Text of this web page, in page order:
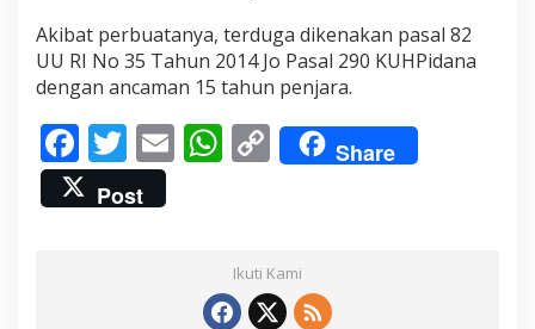
Akibat perbuatanya, terduga dikenakan pasal 82
UU RI No 35 Tahun 2014 Jo Pasal 290 KUHPidana
dengan ancaman 15 tahun penjara.
F
ac
e
T
w
itt
E W
s
A
C
o
y
Li
Share
Post
Ikuti Kami